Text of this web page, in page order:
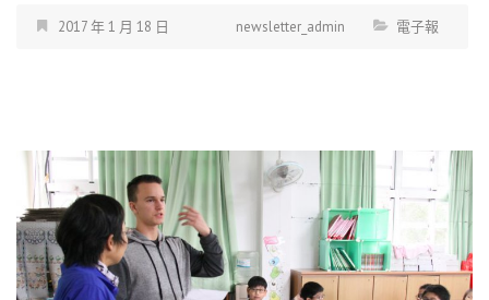
2017 年 1 月 18 日 newsletter_admin 電子報